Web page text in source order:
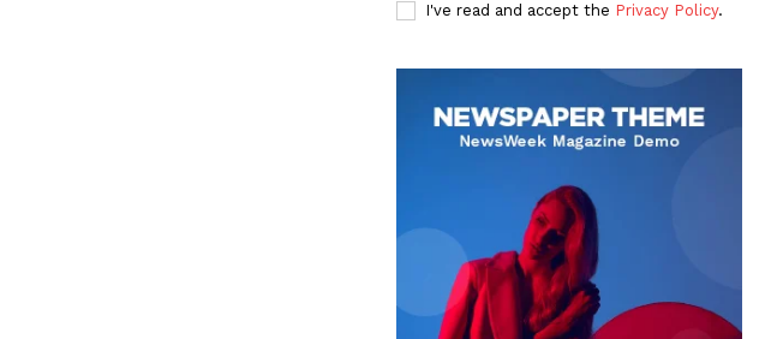
I've read and accept the Privacy Policy.